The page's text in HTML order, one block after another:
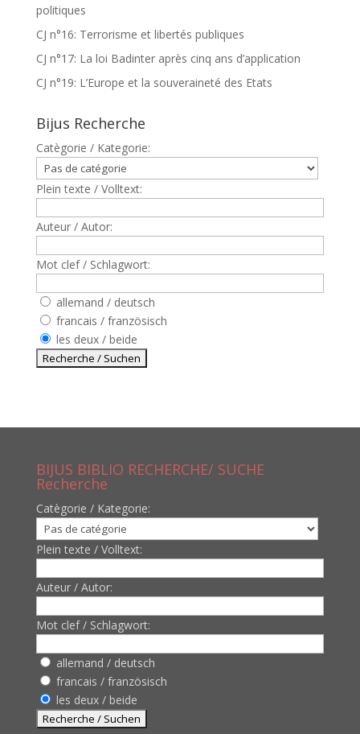
politiques
CJ n°16: Terrorisme et libertés publiques
CJ n°17: La loi Badinter après cinq ans d’application
CJ n°19: L’Europe et la souveraineté des Etats
Bijus Recherche
Catègorie / Kategorie:
Plein texte / Volltext:
Auteur / Autor:
Mot clef / Schlagwort:
allemand / deutsch
francais / französisch
les deux / beide
BIJUS BIBLIO RECHERCHE/ SUCHE
Recherche
Catègorie / Kategorie:
Plein texte / Volltext:
Auteur / Autor:
Mot clef / Schlagwort:
allemand / deutsch
francais / französisch
les deux / beide